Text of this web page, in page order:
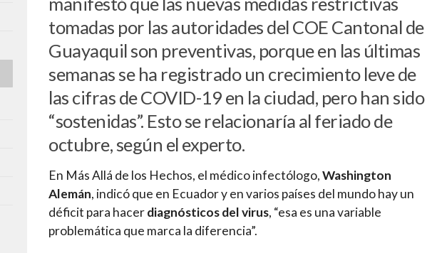
tomadas por las autoridades del COE Cantonal de
Guayaquil son preventivas, porque en las últimas
semanas se ha registrado un crecimiento leve de
las cifras de COVID-19 en la ciudad, pero han sido
“sostenidas”. Esto se relacionaría al feriado de
octubre, según el experto.
En Más Allá de los Hechos, el médico infectólogo,Washington
Alemán, indicó que en Ecuador y en varios países del mundo hay un
déficit para hacerdiagnósticos del virus, “esa es una variable
problemática que marca la diferencia”.